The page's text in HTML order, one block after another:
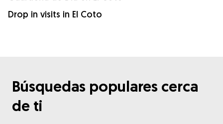
Drop in visits in El Coto
Búsquedas populares cerca
de ti